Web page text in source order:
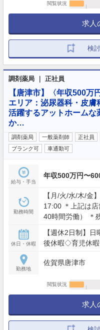
閲覧状況
求人
検
調剤薬局 ｜ 正社員
【唐津市】〈年収500万
エリア：泌尿器科・皮
活躍するアットホームな
か…
調剤薬局 一般薬剤師 正社員
ブランク可
車通勤可
給与・手当
年収500万円〜
勤務時間
【月/火/水/木/金
17:00 ＊上記は
40時間労働） ＊
休日・休暇
【週休2日制】
後休暇◇育児休
勤務地
佐賀県唐津市
閲覧状況
求人